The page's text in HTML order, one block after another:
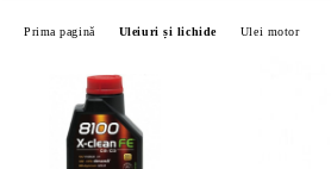
Prima pagină Uleiuri și lichide Ulei motor